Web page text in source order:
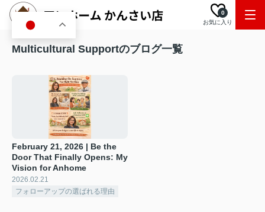
お気に入り
0
Multicultural Supportのブログ一覧
February 21, 2026 | Be the
Door That Finally Opens: My
Vision for Anhome
2026.02.21
フォローアップの選ばれる理由